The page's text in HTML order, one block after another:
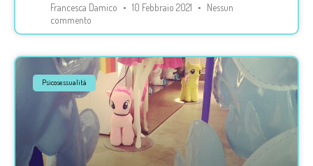
Francesca Damico 10 Febbraio 2021
Nessun
commento
Psicosessualità